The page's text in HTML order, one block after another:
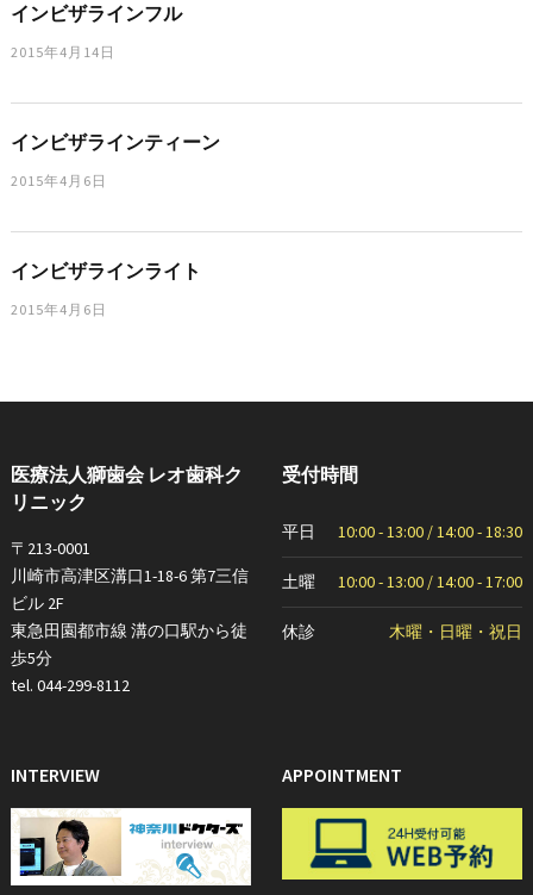
インビザラインフル
2015年4月14日
インビザラインティーン
2015年4月6日
インビザラインライト
2015年4月6日
医療法人獅歯会 レオ歯科ク
リニック
〒213-0001
川崎市高津区溝口1-18-6 第7三信
ビル 2F
東急田園都市線 溝の口駅から徒
歩5分
tel. 044-299-8112
受付時間
平日 10:00 - 13:00 / 14:00 - 18:30
土曜 10:00 - 13:00 / 14:00 - 17:00
休診 木曜・日曜・祝日
INTERVIEW APPOINTMENT